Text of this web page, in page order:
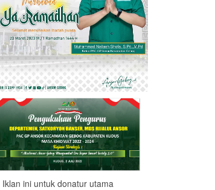
Iklan ini untuk donatur utama